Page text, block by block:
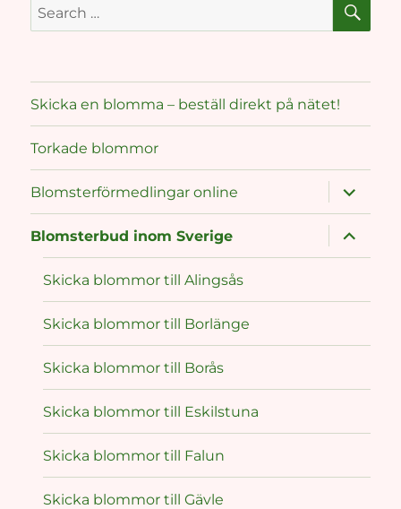
Search
for:
Skicka en blomma – beställ direkt på nätet!
Torkade blommor
Blomsterförmedlingar online
expand
child
menu
Blomsterbud inom Sverige
expand
child
menu
Skicka blommor till Alingsås
Skicka blommor till Borlänge
Skicka blommor till Borås
Skicka blommor till Eskilstuna
Skicka blommor till Falun
Skicka blommor till Gävle